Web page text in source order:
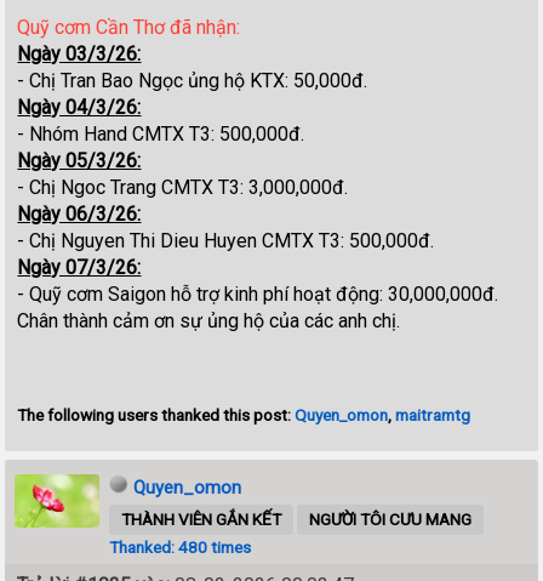
Quỹ cơm Cần Thơ đã nhận:
Ngày 03/3/26:
- Chị Tran Bao Ngọc ủng hộ KTX: 50,000đ.
Ngày 04/3/26:
- Nhóm Hand CMTX T3: 500,000đ.
Ngày 05/3/26:
- Chị Ngoc Trang CMTX T3: 3,000,000đ.
Ngày 06/3/26:
- Chị Nguyen Thi Dieu Huyen CMTX T3: 500,000đ.
Ngày 07/3/26:
- Quỹ cơm Saigon hỗ trợ kinh phí hoạt động: 30,000,000đ.
Chân thành cảm ơn sự ủng hộ của các anh chị.
The following users thanked this post:Quyen_omon,maitramtg
Quyen_omon
THÀNH VIÊN GẮN KẾT
NGƯỜI TÔI CƯU MANG
Thanked: 480 times